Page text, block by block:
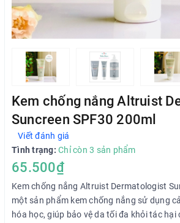
Kem chống nắng Altruist
Suncreen SPF30 200ml
Viết đánh giá
Tình trạng: Chỉ còn 3 sản phẩm
65.500₫
Kem chống nắng Altruist Dermatologist
một sản phẩm kem chống nắng sử dụng
hóa học, giúp bảo vệ da tối đa khỏi tác